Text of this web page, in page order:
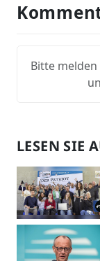
Bitte melden
LESEN SIE